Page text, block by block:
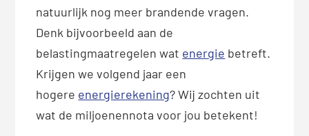
natuurlijk nog meer brandende vragen.
Denk bijvoorbeeld aan de
belastingmaatregelen wat energie betreft.
Krijgen we volgend jaar een
hogere energierekening? Wij zochten uit
wat de miljoenennota voor jou betekent!